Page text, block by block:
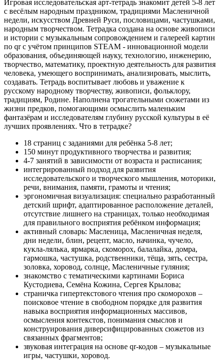
Игровая исследовательская арт-тетрадь знакомит детей 5-8 лет
с весёлым народным праздником, традициями Масленичной
недели, искусством Древней Руси, пословицами, частушками,
народным творчеством. Тетрадка создана на основе живописи
и истории с музыкальным сопровождением и галереей картин
по qr с учётом принципов STEAM - инновационной модели
образования, объединяющей науку, технологию, инженерию,
творчество, математику, проектную деятельность для развития
человека, умеющего воспринимать, анализировать, мыслить,
создавать. Тетрадь воспитывает любовь и уважение к
русскому народному творчеству, живописи, фольклору,
традициям, Родине. Наполнена трогательными сюжетами из
жизни предков, помогающими осмыслить маленьким
фантазёрам и исследователям глубину русской культуры в её
лучших проявлениях. Что в тетрадке?
18 страниц с заданиями для ребёнка 5-8 лет;
150 минут продуктивного творчества и развития;
4-7 занятий в зависимости от возраста и расписания;
интегрированный подход для развития
исследовательского и творческого мышления, моторики,
речи, внимания, памяти, грамоты и чтения;
эргономичная визуализация: специально разработанный
детский шрифт, адаптированное расположение деталей,
отсутствие лишнего на страницах, только необходимая
для правильного восприятия ребёнком информация;
активный словарь: Масленица, Масленичная неделя,
дни недели, блин, рецепт, масло, начинка, чучело,
кукла-лялька, ярмарка, скоморох, балалайка, домра,
гармошка, частушка, родственники, тёща, зять, сестра,
золовка, хоровод, солнце, Масленичные гуляния;
знакомство с тематическими картинами Бориса
Кустодиева, Семёна Кожина, Сергея Крылова;
страничка гипертекстового чтения про скоморохов –
поисковое чтение в свободном порядке для развития
навыка восприятия информационных массивов,
осмысления контекстов, понимания смыслов и
конструирования диверсифицированных сюжетов из
связанных фрагментов;
звуковая интеграция на основе qr-кодов – музыкальные
игры, частушки, хоровод.